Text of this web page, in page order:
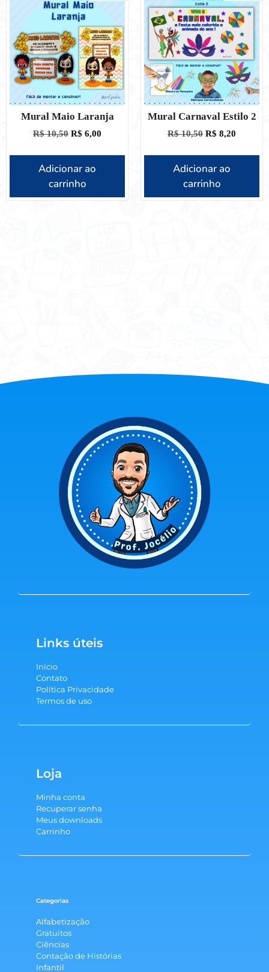
Mural Maio Laranja
R$10,50 R$ 6,00
Adicionar ao
carrinho
Mural Carnaval Estilo 2
R$10,50 R$ 8,20
Adicionar ao
carrinho
Links úteis
Início
Contato
Política Privacidade
Termos de uso
Loja
Minha conta
Recuperar senha
Meus downloads
Carrinho
Categorias
Alfabetização
Gratuitos
Ciências
Contação de Histórias
Infantil